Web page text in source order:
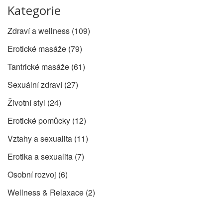
Kategorie
Zdraví a wellness (109)
Erotické masáže (79)
Tantrické masáže (61)
Sexuální zdraví(27)
Životní styl (24)
Erotické pomůcky (12)
Vztahy a sexualita (11)
Erotika a sexualita (7)
Osobní rozvoj (6)
Wellness & Relaxace (2)